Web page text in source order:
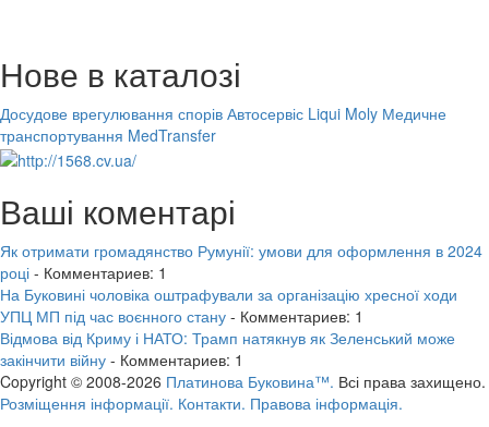
Нове в каталозі
Досудове врегулювання спорів Автосервіс Liqui Moly Медичне
транспортування MedTransfer
Ваші коментарі
Як отримати громадянство Румунії: умови для оформлення в 2024
році - Комментариев: 1
На Буковині чоловіка оштрафували за організацію хресної ходи
УПЦ МП під час воєнного стану - Комментариев: 1
Відмова від Криму і НАТО: Трамп натякнув як Зеленський може
закінчити війну - Комментариев: 1
Copyright © 2008-2026 Платинова Буковина™. Всі права захищено.
Розміщення інформації. Контакти. Правова інформація.